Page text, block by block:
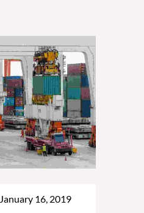
January 16, 2019